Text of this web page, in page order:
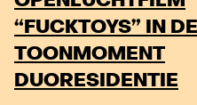
“FUCKTOYS” IN
TOONMOMENT
DUORESIDENTIE